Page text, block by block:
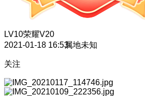
LV10荣耀V20
2021-01-18 16:53属地未知
关注